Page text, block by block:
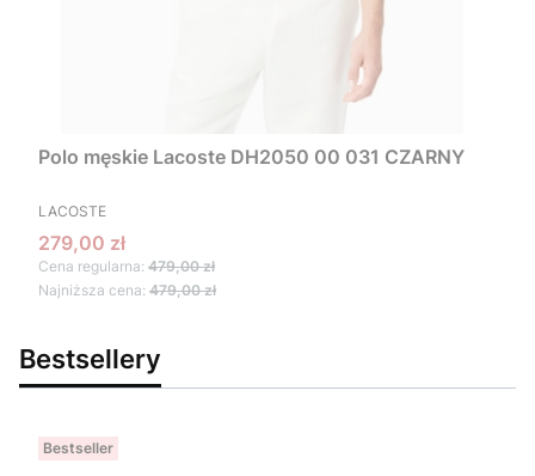
Polo męskie Lacoste DH2050 00 031 CZARNY
PRODUCENT
LACOSTE
Cena promocyjna
279,00 zł
Cena regularna: 479,00 zł
Najniższa cena: 479,00 zł
Bestsellery
Bestseller